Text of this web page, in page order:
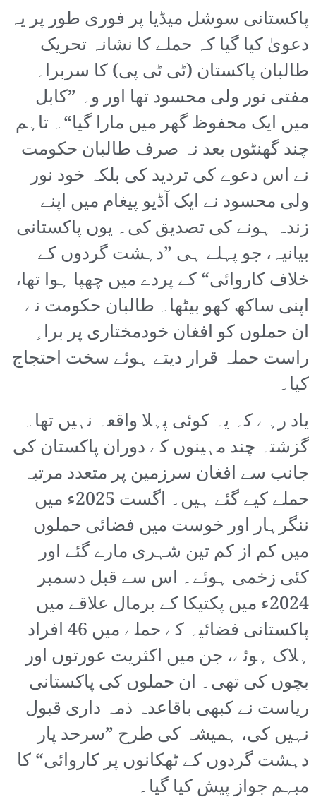
پاکستانی سوشل میڈیا پر فوری طور پر یہ
دعویٰ کیا گیا کہ حملے کا نشانہ تحریک
طالبان پاکستان (ٹی ٹی پی) کا سربراہ
مفتی نور ولی محسود تھا اور وہ ”کابل
میں ایک محفوظ گھر میں مارا گیا“۔ تاہم
چند گھنٹوں بعد نہ صرف طالبان حکومت
نے اس دعوے کی تردید کی بلکہ خود نور
ولی محسود نے ایک آڈیو پیغام میں اپنے
زندہ ہونے کی تصدیق کی۔ یوں پاکستانی
بیانیہ، جو پہلے ہی ”دہشت گردوں کے
خلاف کاروائی“ کے پردے میں چھپا ہوا تھا،
اپنی ساکھ کھو بیٹھا۔ طالبان حکومت نے
ان حملوں کو افغان خودمختاری پر براہِ
راست حملہ قرار دیتے ہوئے سخت احتجاج
کیا۔
یاد رہے کہ یہ کوئی پہلا واقعہ نہیں تھا۔
گزشتہ چند مہینوں کے دوران پاکستان کی
جانب سے افغان سرزمین پر متعدد مرتبہ
حملے کیے گئے ہیں۔ اگست 2025ء میں
ننگرہار اور خوست میں فضائی حملوں
میں کم از کم تین شہری مارے گئے اور
کئی زخمی ہوئے۔ اس سے قبل دسمبر
2024ء میں پکتیکا کے برمال علاقے میں
پاکستانی فضائیہ کے حملے میں 46 افراد
ہلاک ہوئے، جن میں اکثریت عورتوں اور
بچوں کی تھی۔ ان حملوں کی پاکستانی
ریاست نے کبھی باقاعدہ ذمہ داری قبول
نہیں کی، ہمیشہ کی طرح ”سرحد پار
دہشت گردوں کے ٹھکانوں پر کاروائی“ کا
مبہم جواز پیش کیا گیا۔